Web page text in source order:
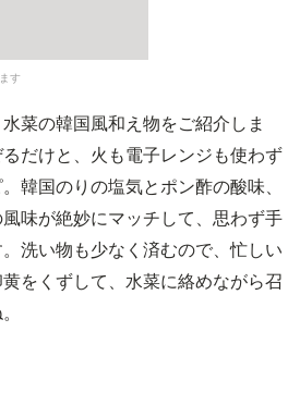
す
菜の韓国風和え物をご紹介しま
だけと、火も電子レンジも使わず
韓国のりの塩気とポン酢の酸味、
味が絶妙にマッチして、思わず手
洗い物も少なく済むので、忙しい
をくずして、水菜に絡めながら召